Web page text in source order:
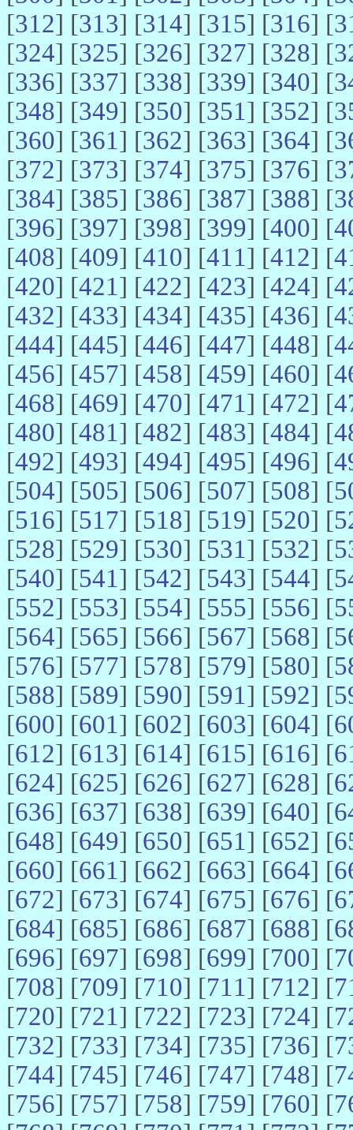
[312] [313] [314] [315] [316] [
[324] [325] [326] [327] [328] [
[336] [337] [338] [339] [340] [
[348] [349] [350] [351] [352] [
[360] [361] [362] [363] [364] [
[372] [373] [374] [375] [376] [
[384] [385] [386] [387] [388] [
[396] [397] [398] [399] [400] [
[408] [409] [410] [411] [412] [
[420] [421] [422] [423] [424] [
[432] [433] [434] [435] [436] [
[444] [445] [446] [447] [448] [
[456] [457] [458] [459] [460] [
[468] [469] [470] [471] [472] [
[480] [481] [482] [483] [484] [
[492] [493] [494] [495] [496] [
[504] [505] [506] [507] [508] [
[516] [517] [518] [519] [520] [
[528] [529] [530] [531] [532] [
[540] [541] [542] [543] [544] [
[552] [553] [554] [555] [556] [
[564] [565] [566] [567] [568] [
[576] [577] [578] [579] [580] [
[588] [589] [590] [591] [592] [
[600] [601] [602] [603] [604] [
[612] [613] [614] [615] [616] [
[624] [625] [626] [627] [628] [
[636] [637] [638] [639] [640] [
[648] [649] [650] [651] [652] [
[660] [661] [662] [663] [664] [
[672] [673] [674] [675] [676] [
[684] [685] [686] [687] [688] [
[696] [697] [698] [699] [700] [
[708] [709] [710] [711] [712] [
[720] [721] [722] [723] [724] [
[732] [733] [734] [735] [736] [
[744] [745] [746] [747] [748] [
[756] [757] [758] [759] [760] [